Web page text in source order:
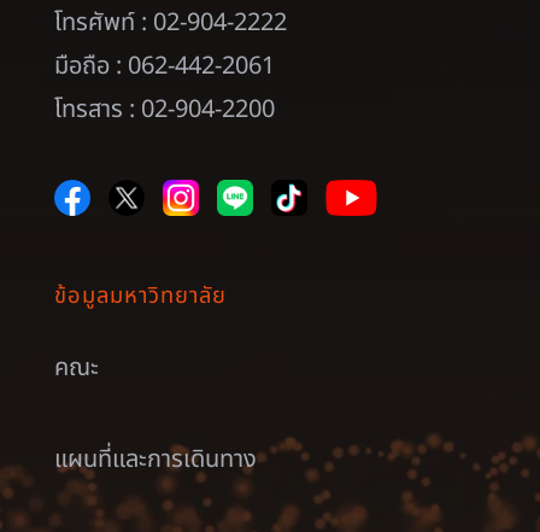
โทรศัพท์ : 02-904-2222
มือถือ : 062-442-2061
โทรสาร : 02-904-2200
ข้อมูลมหาวิทยาลัย
คณะ
แผนที่และการเดินทาง